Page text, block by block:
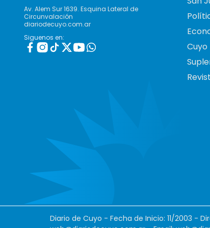
Av. Alem Sur 1639. Esquina Lateral de
Circunvalación
diariodecuyo.com.ar
Siguenos en:
Cuyo
Diario de Cuyo - Fecha de Inicio: 11/2003 -